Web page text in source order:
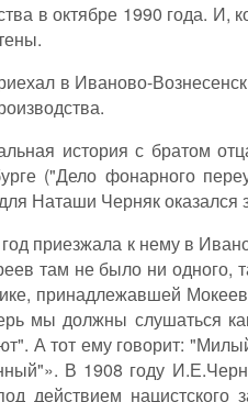
в октябре 1990 года. И,
в Иваново-
история с братом
("Дело фонарного
Наташи Черняк оказался
приезжала к нему в
там не было ни одного,
принадлежавшей
мы должны слушаться
А тот ему говорит:
В 1908 году
действием